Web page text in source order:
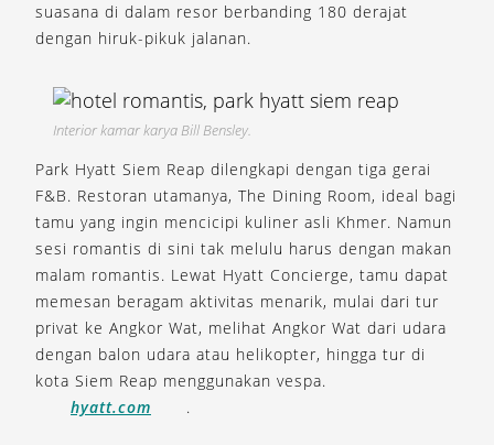
suasana di dalam resor berbanding 180 derajat
dengan hiruk-pikuk jalanan.
Interior kamar karya Bill Bensley.
Park Hyatt Siem Reap dilengkapi dengan tiga gerai
F&B. Restoran utamanya, The Dining Room, ideal bagi
tamu yang ingin mencicipi kuliner asli Khmer. Namun
sesi romantis di sini tak melulu harus dengan makan
malam romantis. Lewat Hyatt Concierge, tamu dapat
memesan beragam aktivitas menarik, mulai dari tur
privat ke Angkor Wat, melihat Angkor Wat dari udara
dengan balon udara atau helikopter, hingga tur di
kota Siem Reap menggunakan vespa.
hyatt.com
.